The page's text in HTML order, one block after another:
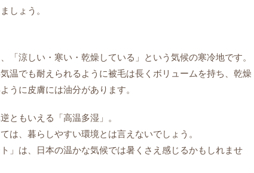
しょう。
「涼しい・寒い・乾燥している」という気候の寒冷地です。
温でも耐えられるように被毛は長くボリュームを持ち、乾燥
うに皮膚には油分があります。
ともいえる「高温多湿」。
は、暮らしやすい環境とは言えないでしょう。
」は、日本の温かな気候では暑くさえ感じるかもしれませ